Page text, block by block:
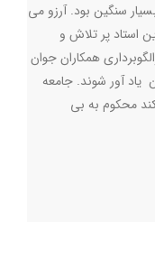
سنگین بود. آرزو می
استاد پر تلاش و
همکاران جوان
یاد آور شوند. جامعه
محکوم به بی